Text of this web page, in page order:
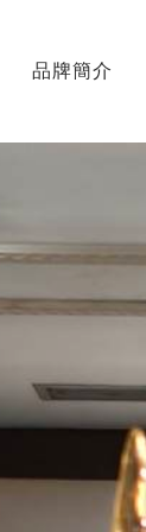
品牌簡介